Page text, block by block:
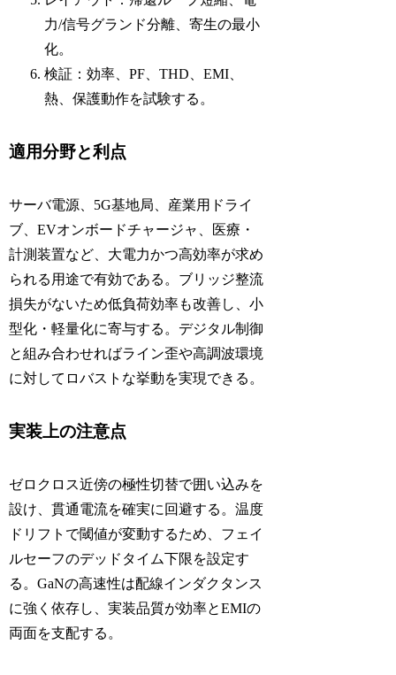
力/信号グランド分離、寄生の最小
化。
検証：効率、PF、THD、EMI、
熱、保護動作を試験する。
適用分野と利点
サーバ電源、5G基地局、産業用ドライ
ブ、EVオンボードチャージャ、医療・
計測装置など、大電力かつ高効率が求め
られる用途で有効である。ブリッジ整流
損失がないため低負荷効率も改善し、小
型化・軽量化に寄与する。デジタル制御
と組み合わせればライン歪や高調波環境
に対してロバストな挙動を実現できる。
実装上の注意点
ゼロクロス近傍の極性切替で囲い込みを
設け、貫通電流を確実に回避する。温度
ドリフトで閾値が変動するため、フェイ
ルセーフのデッドタイム下限を設定す
る。GaNの高速性は配線インダクタンス
に強く依存し、実装品質が効率とEMIの
両面を支配する。